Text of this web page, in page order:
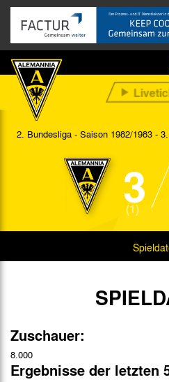
2. Bundesliga - Saison 1982/1983 -
3
(1)
Zuschauer:
8.000
Ergebnisse der letzten